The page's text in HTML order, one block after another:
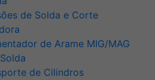
de Solda e Corte
de Arame MIG/MAG
de Cilindros